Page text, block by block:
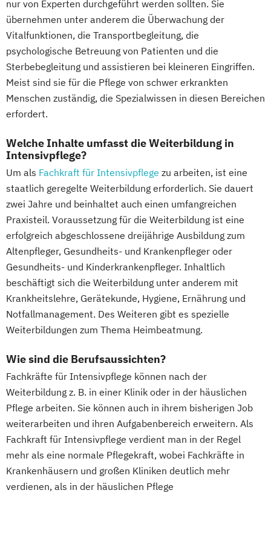
Vertiefung und Wiederholung für
Wohnbereichsleitung
Wohnbereichsleiter
Pflege- und Sozialmanager
Pflegefachkraft in der Palliativversorgung
Pflegehelfer/Pflegeassistent
Schmerzmanagement in der Pflege
Verfahrenspfleger
nur von Experten durchgeführt werden sollten. Sie
übernehmen unter anderem die Überwachung der
Vitalfunktionen, die Transportbegleitung, die
psychologische Betreuung von Patienten und die
Sterbebegleitung und assistieren bei kleineren Eingriffen.
Meist sind sie für die Pflege von schwer erkrankten
Menschen zuständig, die Spezialwissen in diesen Bereichen
erfordert.
Welche Inhalte umfasst die Weiterbildung in
Intensivpflege?
Um als Fachkraft für Intensivpflege zu arbeiten, ist eine
staatlich geregelte Weiterbildung erforderlich. Sie dauert
zwei Jahre und beinhaltet auch einen umfangreichen
Praxisteil. Voraussetzung für die Weiterbildung ist eine
erfolgreich abgeschlossene dreijährige Ausbildung zum
Altenpfleger, Gesundheits- und Krankenpfleger oder
Gesundheits- und Kinderkrankenpfleger. Inhaltlich
beschäftigt sich die Weiterbildung unter anderem mit
Krankheitslehre, Gerätekunde, Hygiene, Ernährung und
Notfallmanagement. Des Weiteren gibt es spezielle
Weiterbildungen zum Thema Heimbeatmung.
Wie sind die Berufsaussichten?
Fachkräfte für Intensivpflege können nach der
Weiterbildung z. B. in einer Klinik oder in der häuslichen
Pflege arbeiten. Sie können auch in ihrem bisherigen Job
weiterarbeiten und ihren Aufgabenbereich erweitern. Als
Fachkraft für Intensivpflege verdient man in der Regel
mehr als eine normale Pflegekraft, wobei Fachkräfte in
Krankenhäusern und großen Kliniken deutlich mehr
verdienen, als in der häuslichen Pflege